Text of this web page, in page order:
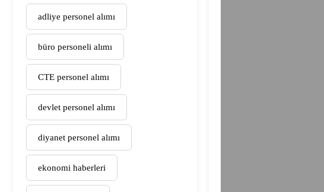
adliye personel alımı
büro personeli alımı
CTE personel alımı
devlet personel alımı
diyanet personel alımı
ekonomi haberleri